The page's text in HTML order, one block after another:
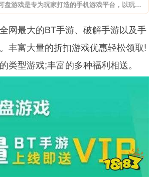
可盘游戏是专为玩家打造的手机游戏平台，以玩家为中心提供新的精品手游、超全的礼包、超多的福利，我们致力成为受玩家喜爱的手机游戏运营平台。超多福利手游平台，等你来盘~
网最大的BT手游、破解手游以及手
丰富大量的折扣游戏优惠轻松领取!
类型游戏;丰富的多种福利相送。